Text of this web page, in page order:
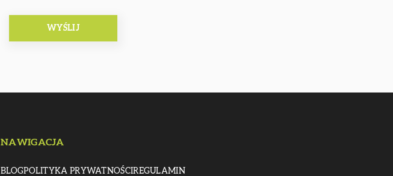
NAWIGACJA
BLOG POLITYKA PRYWATNOŚCI REGULAMIN